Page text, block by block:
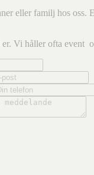
eller familj hos
Vi håller ofta event